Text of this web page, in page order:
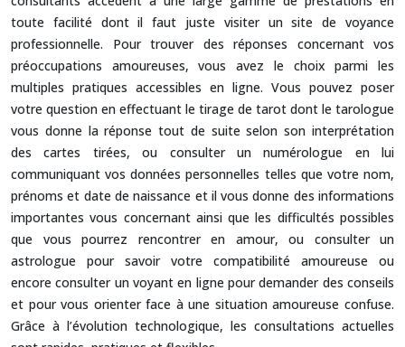
toute facilité dont il faut juste visiter un site de voyance
professionnelle. Pour trouver des réponses concernant vos
préoccupations amoureuses, vous avez le choix parmi les
multiples pratiques accessibles en ligne. Vous pouvez poser
votre question en effectuant le tirage de tarot dont le tarologue
vous donne la réponse tout de suite selon son interprétation
des cartes tirées, ou consulter un numérologue en lui
communiquant vos données personnelles telles que votre nom,
prénoms et date de naissance et il vous donne des informations
importantes vous concernant ainsi que les difficultés possibles
que vous pourrez rencontrer en amour, ou consulter un
astrologue pour savoir votre compatibilité amoureuse ou
encore consulter un voyant en ligne pour demander des conseils
et pour vous orienter face à une situation amoureuse confuse.
Grâce à l’évolution technologique, les consultations actuelles